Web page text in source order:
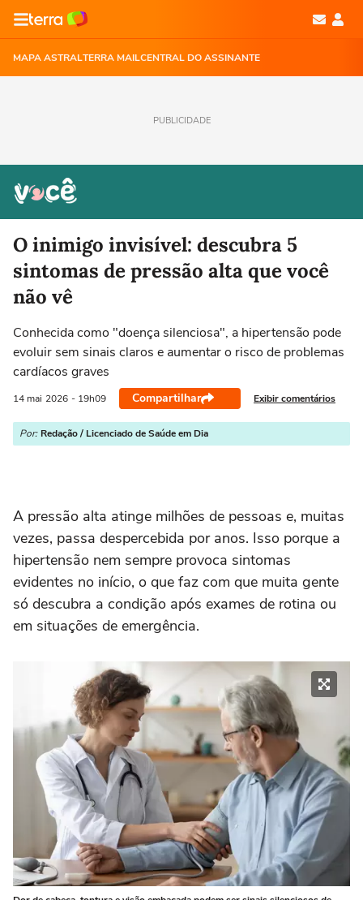
MAPA ASTRALTERRA MAILCENTRAL DO ASSINANTE
PUBLICIDADE
O inimigo invisível: descubra 5
sintomas de pressão alta que você
não vê
Conhecida como "doença silenciosa", a hipertensão pode
evoluir sem sinais claros e aumentar o risco de problemas
cardíacos graves
14 mai 2026 - 19h09 Compartilhar Exibir comentários
Por: Redação / Licenciado de Saúde em Dia
A pressão alta atinge milhões de pessoas e, muitas
vezes, passa despercebida por anos. Isso porque a
hipertensão nem sempre provoca sintomas
evidentes no início, o que faz com que muita gente
só descubra a condição após exames de rotina ou
em situações de emergência.